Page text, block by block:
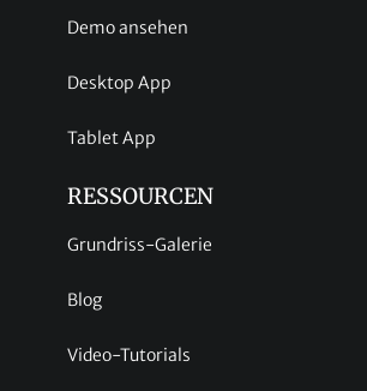
Demo ansehen
Desktop App
Tablet App
RESSOURCEN
Grundriss-Galerie
Blog
Video-Tutorials